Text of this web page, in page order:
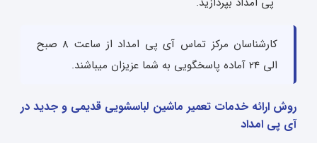
کارشناسان مرکز تماس آی پی امداد از ساعت 8 صبح
الی 24 آماده پاسخگویی به شما عزیزان میباشند.
روش ارائه خدمات تعمیر ماشین لباسشویی قدیمی و جدید در
آی پی امداد